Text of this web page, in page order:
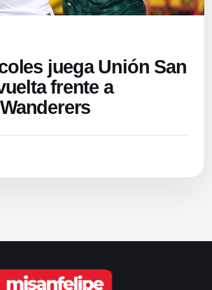
juega Unión San
frente a